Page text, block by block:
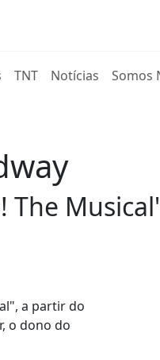
TNT Notícias Somos
a partir do
o dono do